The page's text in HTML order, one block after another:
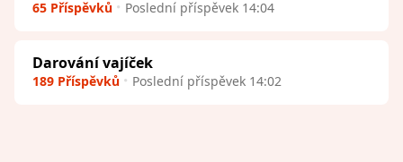
65 Příspěvků Poslední příspěvek 14:04
Darování vajíček
189 Příspěvků Poslední příspěvek 14:02